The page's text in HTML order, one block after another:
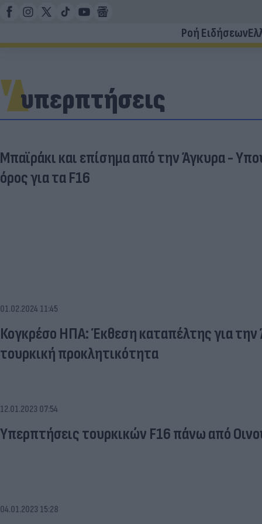
Ροή Ειδήσεων
υπερπτήσεις
Μπαϊράκι και επίσημα από την Άγκυρα -
όρος για τα F16
01.02.2024 11:45
Κογκρέσο ΗΠΑ: Έκθεση καταπέλτης για την
τουρκική προκλητικότητα
12.01.2023 07:54
Υπερπτήσεις τουρκικών F16 πάνω από
04.01.2023 15:28